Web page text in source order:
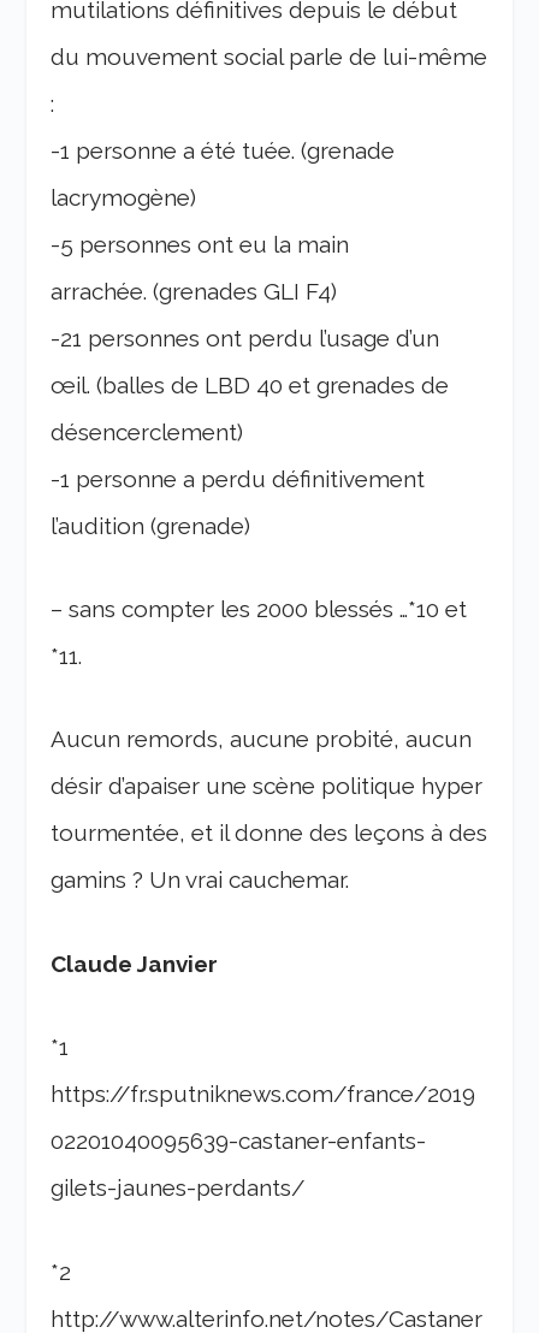
mutilations définitives depuis le début
du mouvement social parle de lui-même
:
-1 personne a été tuée. (grenade
lacrymogène)
-5 personnes ont eu la main
arrachée. (grenades GLI F4)
-21 personnes ont perdu l’usage d’un
œil. (balles de LBD 40 et grenades de
désencerclement)
-1 personne a perdu définitivement
l’audition (grenade)
– sans compter les 2000 blessés …*10 et
*11.
Aucun remords, aucune probité, aucun
désir d’apaiser une scène politique hyper
tourmentée, et il donne des leçons à des
gamins ? Un vrai cauchemar.
Claude Janvier
*1
https://fr.sputniknews.com/france/2019
02201040095639-castaner-enfants-
gilets-jaunes-perdants/
*2
http://www.alterinfo.net/notes/Castaner